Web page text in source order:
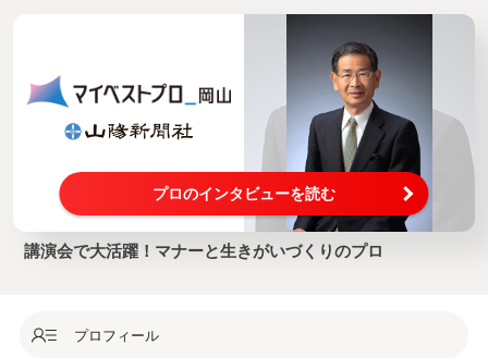
プロのインタビューを読む
講演会で大活躍！マナーと生きがいづくりのプロ
プロフィール